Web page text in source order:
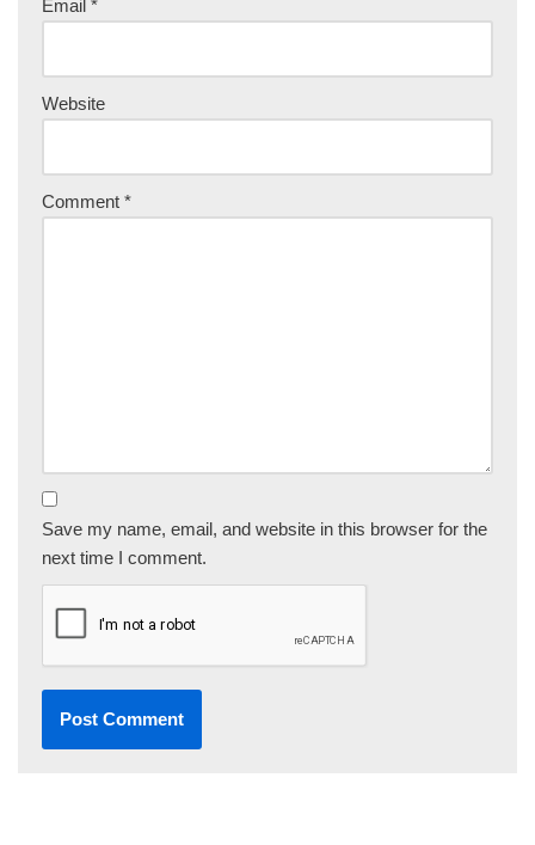
Email *
Website
Comment *
Save my name, email, and website in this browser for the
next time I comment.